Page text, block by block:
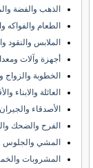
الذهب والفضة
الطعام والفواكه
الملابس والنقود
أجهزة وآلات
الخطوبة والزواج
العائلة والابناء
الأصدقاء
الفرح والضحك
المشي والجلوس
المشروبات